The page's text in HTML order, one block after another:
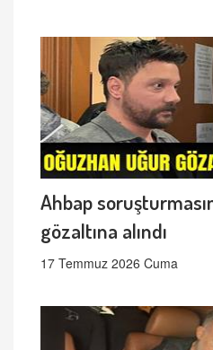
Ahbap
gözaltına alındı
17 Temmuz 2026 Cuma